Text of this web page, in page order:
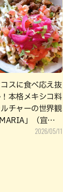
スに食べ応え抜
本格メキシコ料
チャーの世界観
」（宜野
2026/05/11